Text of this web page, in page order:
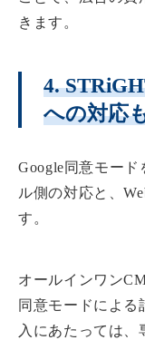
きます。
4.
への対応
Google同意モー
ル側の対応と、
す。
オールインワン
同意モードによ
入にあたっては、